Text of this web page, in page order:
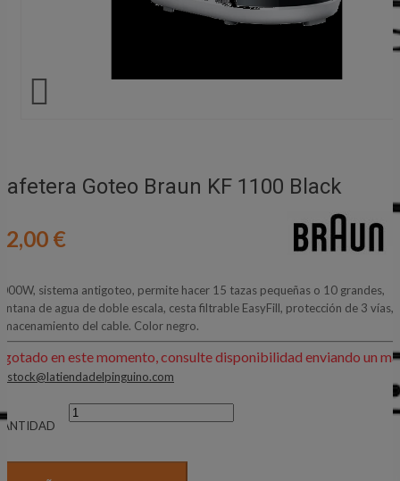

Goteo Braun KF 1100 Black
€
sistema antigoteo, permite hacer 15 tazas pequeñas o 10 grandes,
de agua de doble escala, cesta filtrable EasyFill, protección de 3 vías,
del cable. Color negro.
en este momento, consulte disponibilidad enviando un
stock@latiendadelpinguino.com